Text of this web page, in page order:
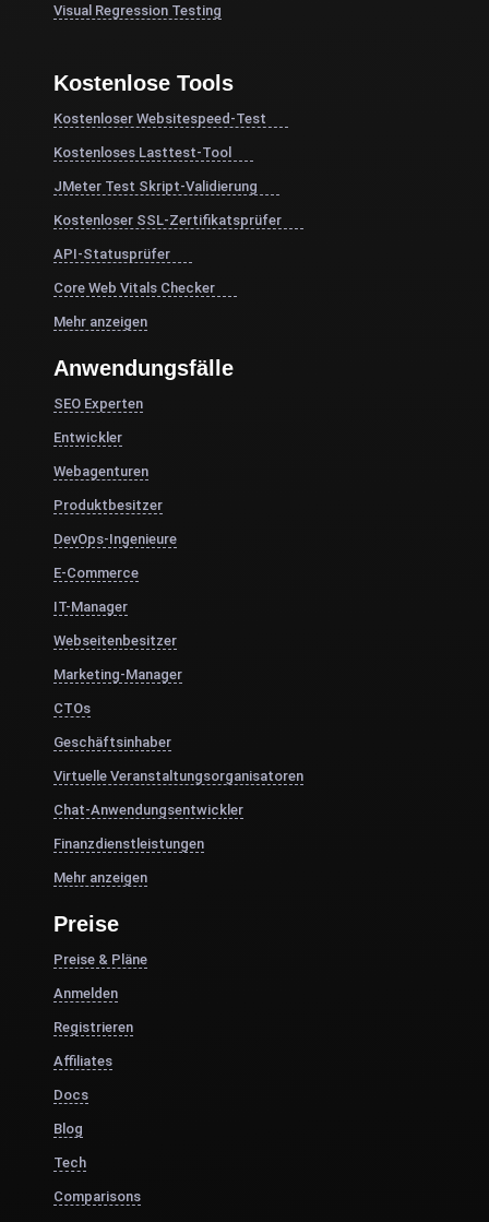
Visual Regression Testing
Kostenlose Tools
Kostenloser Websitespeed-Test
Kostenloses Lasttest-Tool
JMeter Test Skript-Validierung
Kostenloser SSL-Zertifikatsprüfer
API-Statusprüfer
Core Web Vitals Checker
Mehr anzeigen
Anwendungsfälle
SEO Experten
Entwickler
Webagenturen
Produktbesitzer
DevOps-Ingenieure
E-Commerce
IT-Manager
Webseitenbesitzer
Marketing-Manager
CTOs
Geschäftsinhaber
Virtuelle Veranstaltungsorganisatoren
Chat-Anwendungsentwickler
Finanzdienstleistungen
Mehr anzeigen
Preise
Preise & Pläne
Anmelden
Registrieren
Affiliates
Docs
Blog
Tech
Comparisons